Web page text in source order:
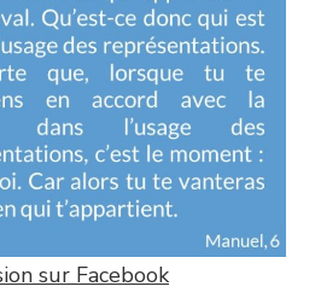
sur Facebook